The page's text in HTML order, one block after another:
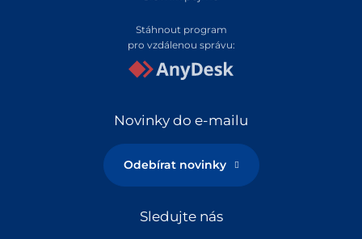
Stáhnout program
pro vzdálenou správu:
Novinky do e-mailu
Odebírat novinky
Sledujte nás